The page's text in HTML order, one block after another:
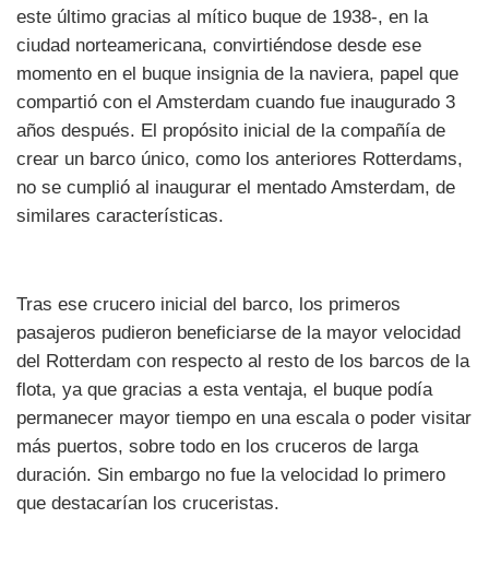
este último gracias al mítico buque de 1938-, en la
ciudad norteamericana, convirtiéndose desde ese
momento en el buque insignia de la naviera, papel que
compartió con el Amsterdam cuando fue inaugurado 3
años después. El propósito inicial de la compañía de
crear un barco único, como los anteriores Rotterdams,
no se cumplió al inaugurar el mentado Amsterdam, de
similares características.
Tras ese crucero inicial del barco, los primeros
pasajeros pudieron beneficiarse de la mayor velocidad
del Rotterdam con respecto al resto de los barcos de la
flota, ya que gracias a esta ventaja, el buque podía
permanecer mayor tiempo en una escala o poder visitar
más puertos, sobre todo en los cruceros de larga
duración. Sin embargo no fue la velocidad lo primero
que destacarían los cruceristas.